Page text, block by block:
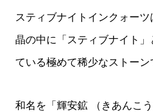
スティブナイトインクォー
晶の中に「スティブナイト
ている極めて稀少なストーン
和名を「輝安鉱 （きあんこ